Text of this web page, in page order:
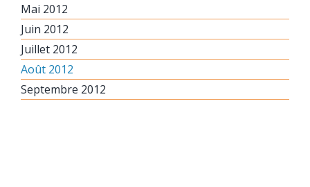
Mai 2012
Juin 2012
Juillet 2012
Août 2012
Septembre 2012